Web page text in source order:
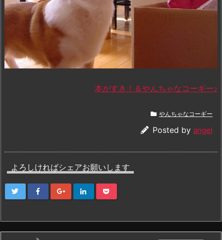
本がすき！＆やんちゃなコーギー♪
やんちゃなコーギー
Posted by angel
よろしければシェアお願いします